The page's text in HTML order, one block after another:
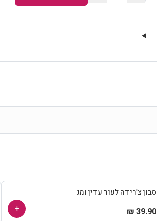
סבון צ'רידה לעור עדין ומג
39.90 ₪
+